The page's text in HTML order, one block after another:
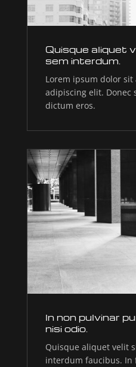
Quisque aliquet
sem interdum.
Lorem ipsum dolor
adipiscing elit. Donec
dictum eros.
In non pulvinar
nisi odio.
Quisque aliquet velit
interdum faucibus. In